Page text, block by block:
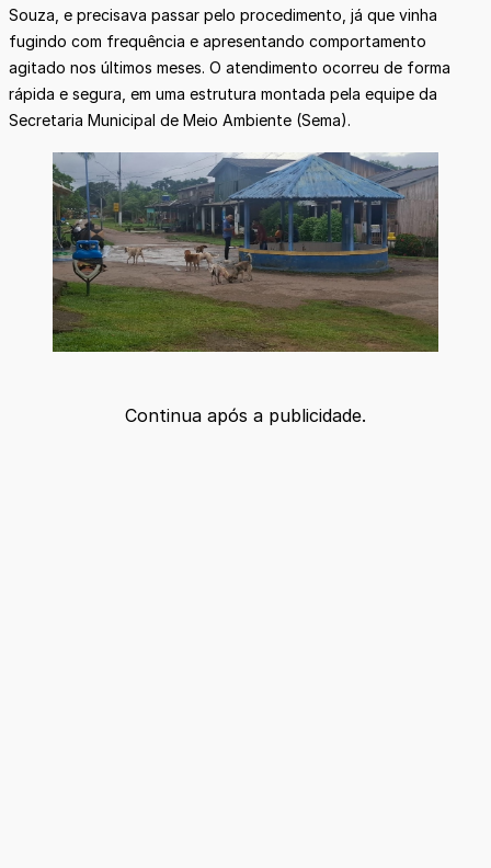
Souza, e precisava passar pelo procedimento, já que vinha
fugindo com frequência e apresentando comportamento
agitado nos últimos meses. O atendimento ocorreu de forma
rápida e segura, em uma estrutura montada pela equipe da
Secretaria Municipal de Meio Ambiente (Sema).
Continua após a publicidade.